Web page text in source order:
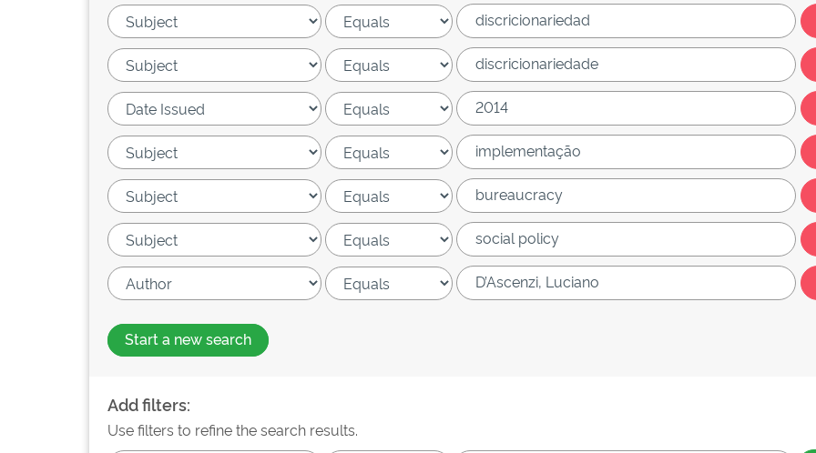
Start a new search
Add filters:
Use filters to refine the search results.